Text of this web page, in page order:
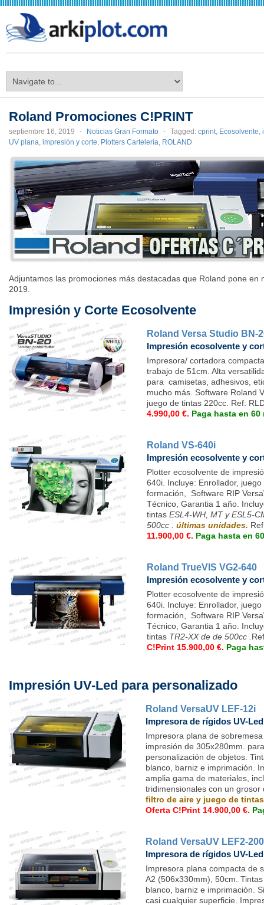
Roland Promociones C!PRINT
septiembre 16, 2019 - Noticias Gran Formato - Tagged: cprint, Ecosolvente,
UV plana, impresión y corte, Plotters Cartelería, ROLAND
Adjuntamos las promociones más destacadas que Roland pone en
2019.
Impresión y Corte Ecosolvente
Roland Versa Studio BN-
Impresión ecosolvente y
Impresora/ cortadora
trabajo de 51cm. Alta
para camisetas, adhesivos,
mucho más. Software Roland
juego de tintas 220cc. Ref:
4.990,00 €. Paga hasta en 60
Roland VS-640i
Impresión ecosolvente y
Plotter ecosolvente de
640i. Incluye: Enrollador,
formación, Software RIP
Técnico, Garantia 1 año.
tintas ESL4-WH, MT y ESL5-
500cc .
últimas unidades.
11.900,00 €. Paga hasta en
Roland TrueVIS VG2-640
Impresión ecosolvente y
Plotter ecosolvente de
640i. Incluye: Enrollador,
formación, Software RIP
Técnico, Garantia 1 año.
tintas TR2-XX de de 500cc .
C!Print 15.900,00 €. Paga
Impresión UV-Led para personalizado
Roland VersaUV LEF-12i
Impresora de rígidos UV-Led
Impresora plana de
impresión de 305x280mm.
personalización de objetos.
blanco, barniz e imprimación.
amplia gama de materiales,
tridimensionales con un
filtro de aire y juego de
Oferta C!Print 14.900,00 €.
Roland VersaUV LEF2-200
Impresora de rígidos UV-Led
Impresora plana compacta de
A2 (506x330mm), 50cm.
blanco, barniz e imprimación.
casi cualquier superficie.